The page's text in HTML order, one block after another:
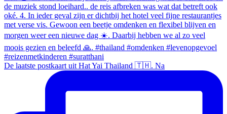
De laatste postkaart uit Hat Yai Thailand 🇹🇭. Na